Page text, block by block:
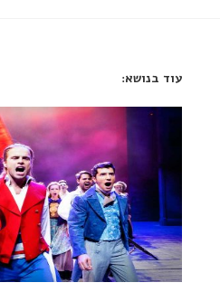
עוד בנושא: